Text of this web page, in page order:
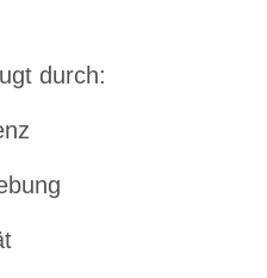
durch: